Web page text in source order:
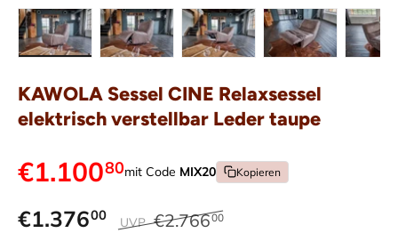
Bild 1 in Galerieansicht laden
Bild 2 in Galerieansicht laden
Bild 3 in Galerieansicht laden
Bild 4 in Bild 5
KAWOLA Sessel CINE Relaxsessel
elektrisch verstellbar Leder taupe
€1.10080mit Code MIX20 Kopieren
€1.37600 UVP €2.76600